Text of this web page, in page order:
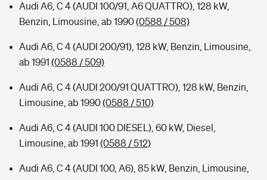
Sie haben Fragen?
Audi A6, C 4 (AUDI 100/91, A6 QUATTRO), 128 kW,
Benzin, Limousine, ab 1990(0588 / 508)
Audi A6, C 4 (AUDI 200/91), 128 kW, Benzin, Limousine,
ab 1991 (0588 / 509)
Audi A6, C 4 (AUDI 200/91 QUATTRO), 128 kW, Benzin,
Limousine, ab 1990(0588 / 510)
Audi A6, C 4 (AUDI 100 DIESEL), 60 kW, Diesel,
Limousine, ab 1991 (0588 / 512)
Audi A6, C 4 (AUDI 100, A6), 85 kW, Benzin, Limousine,